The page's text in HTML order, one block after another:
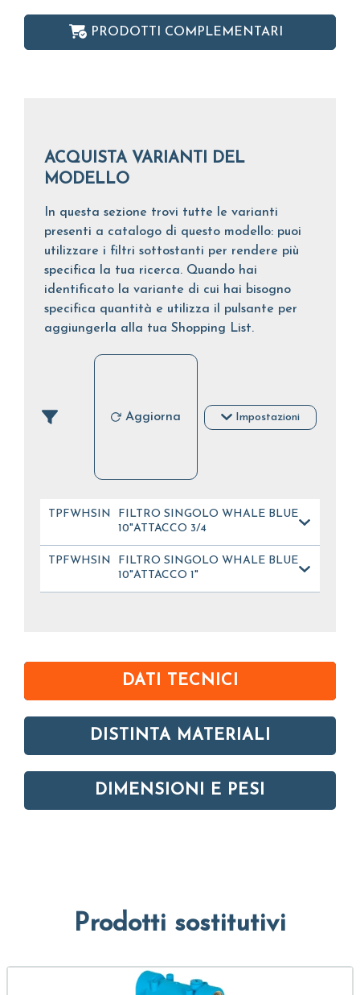
PRODOTTI COMPLEMENTARI
ACQUISTA VARIANTI DEL
MODELLO
In questa sezione trovi tutte le varianti
presenti a catalogo di questo modello: puoi
utilizzare i filtri sottostanti per rendere più
specifica la tua ricerca. Quando hai
identificato la variante di cui hai bisogno
specifica quantità e utilizza il pulsante per
aggiungerla alla tua Shopping List.
Aggiorna Impostazioni
TPFWHSIN10OT341FILTRO SINGOLO WHALE BLUE
10"ATTACCO 3/4
TPFWHSIN10OT101FILTRO SINGOLO WHALE BLUE
10"ATTACCO 1"
DATI TECNICI
DISTINTA MATERIALI
DIMENSIONI E PESI
Prodotti sostitutivi